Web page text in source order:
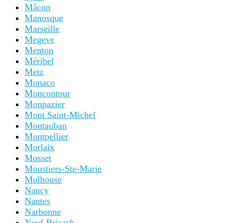
Mâcon
Manosque
Marseille
Megeve
Menton
Méribel
Metz
Monaco
Moncontour
Monpazier
Mont Saint-Michel
Montauban
Montpellier
Morlaix
Mosset
Moustiers-Ste-Marie
Mulhouse
Nancy
Nantes
Narbonne